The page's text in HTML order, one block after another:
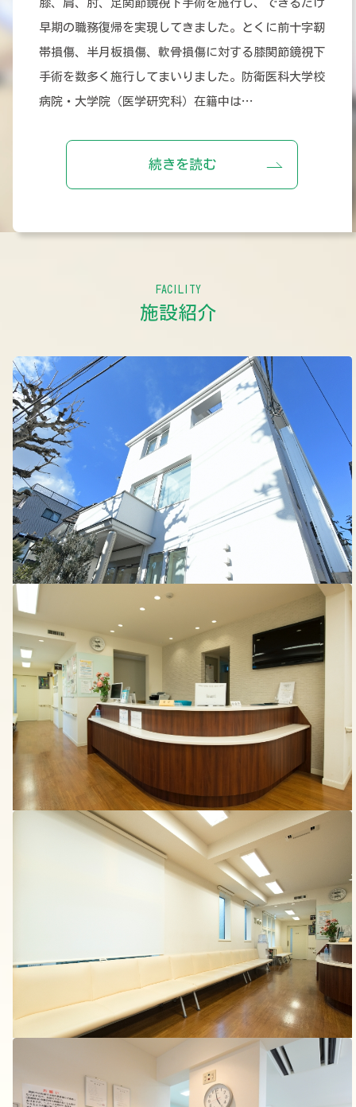
膝、肩、肘、足関節鏡視下手術を施行し、できるだけ
早期の職務復帰を実現してきました。とくに前十字靭
帯損傷、半月板損傷、軟骨損傷に対する膝関節鏡視下
手術を数多く施行してまいりました。防衛医科大学校
病院・大学院（医学研究科）在籍中は…
続きを読む
FACILITY
施設紹介